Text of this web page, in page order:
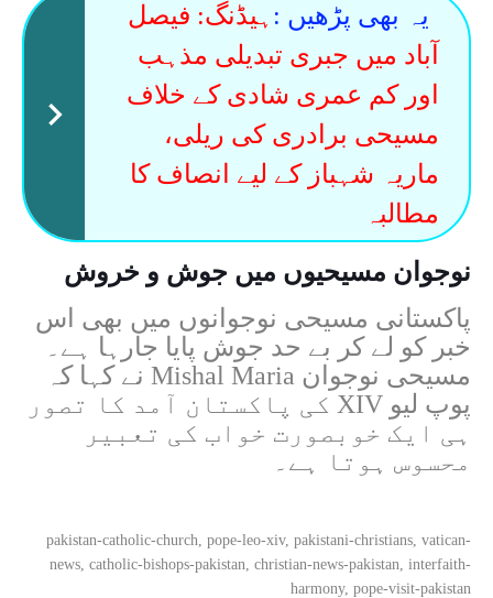
یہ بھی پڑھیں : ہیڈنگ: فیصل
آباد میں جبری تبدیلی مذہب
اور کم عمری شادی کے خلاف
مسیحی برادری کی ریلی،
ماریہ شہباز کے لیے انصاف کا
مطالبہ
نوجوان مسیحیوں میں جوش و خروش
پاکستانی مسیحی نوجوانوں میں بھی اس
خبر کو لے کر بے حد جوش پایا جارہا ہے۔
مسیحی نوجوان Mishal Maria نے کہا کہ
پوپ لیو XIV کی پاکستان آمد کا تصور
ہی ایک خوبصورت خواب کی تعبیر
محسوس ہوتا ہے۔
pakistan-catholic-church, pope-leo-xiv, pakistani-christians, vatican-
news, catholic-bishops-pakistan, christian-news-pakistan, interfaith-
harmony, pope-visit-pakistan